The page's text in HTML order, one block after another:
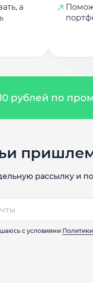
а
рублей по
рассылку и
с условиями